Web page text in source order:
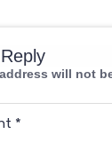
will not
*